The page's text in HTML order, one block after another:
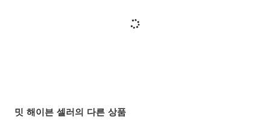
밋 해이븐 셀러의 다른 상품